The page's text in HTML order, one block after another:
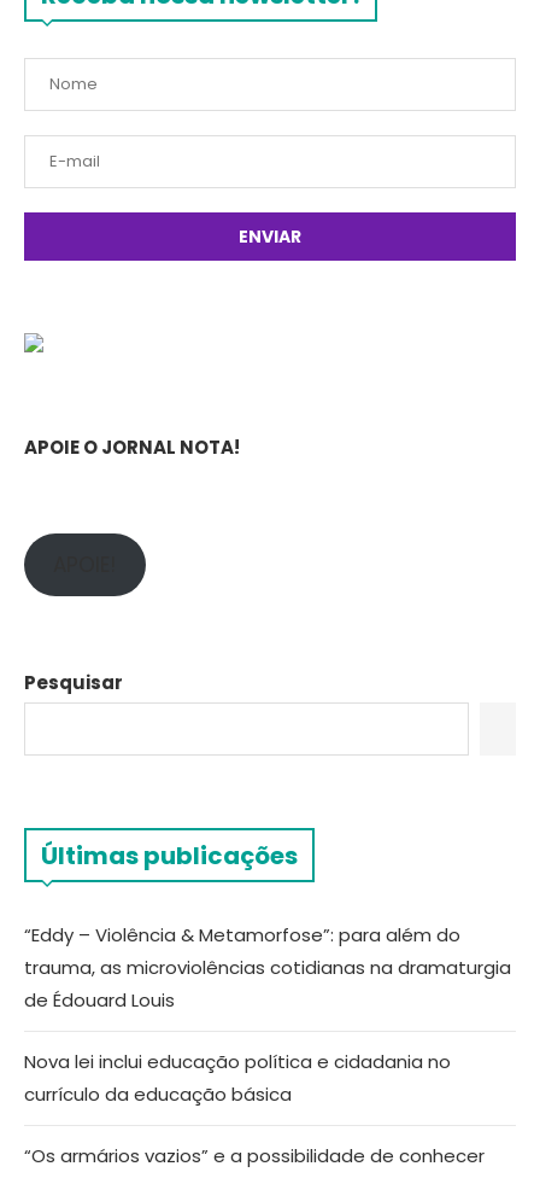
APOIE O JORNAL NOTA!
Pesquisar
Últimas publicações
“Eddy – Violência & Metamorfose”: para além do
trauma, as microviolências cotidianas na dramaturgia
de Édouard Louis
Nova lei inclui educação política e cidadania no
currículo da educação básica
“Os armários vazios” e a possibilidade de conhecer